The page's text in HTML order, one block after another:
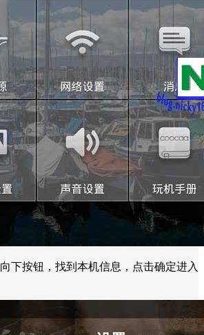
下按钮，找到本机信息，点击确定进入